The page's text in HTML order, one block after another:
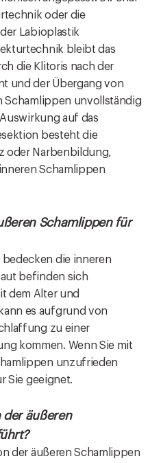
oder die
Labioplastik
bleibt das
die Klitoris nach der
und der Übergang von
Schamlippen unvollständig
auf das
besteht die
oder Narbenbildung,
Schamlippen
Schamlippen für
bedecken die inneren
befinden sich
dem Alter und
es aufgrund von
zu einer
kommen. Wenn Sie mit
unzufrieden
Sie geeignet.
der äußeren
der äußeren Schamlippen